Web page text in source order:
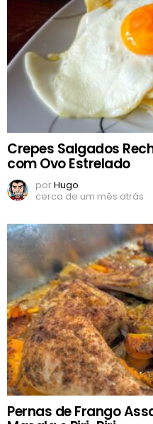
Crepes Salgados
com Ovo Estrelado
porHugo
cerca de um mês atrás
Pernas de Frango